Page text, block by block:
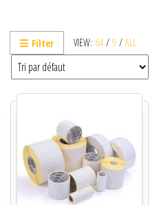
présentation
VIEW: 64 / 9 / ALL
Filter